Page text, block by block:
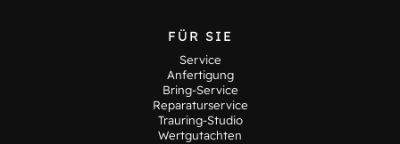
FÜR SIE
Service
Anfertigung
Bring-Service
Reparaturservice
Trauring-Studio
Wertgutachten